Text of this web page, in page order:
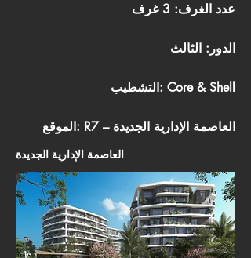
عدد الغرف: 3 غرف
الدور: الثالث
التشطيب: Core & Shell
الموقع: R7 – العاصمة الإدارية الجديدة
العاصمة الإدارية الجديدة